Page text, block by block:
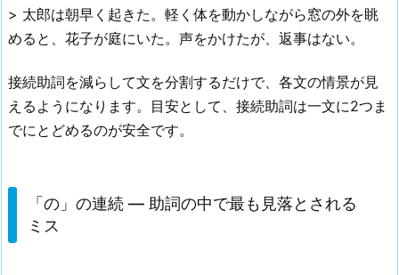
> 太郎は朝早く起きた。軽く体を動かしながら窓の外を眺
めると、花子が庭にいた。声をかけたが、返事はない。
接続助詞を減らして文を分割するだけで、各文の情景が見
えるようになります。目安として、接続助詞は一文に2つま
でにとどめるのが安全です。
「の」の連続 — 助詞の中で最も見落とされる
ミス